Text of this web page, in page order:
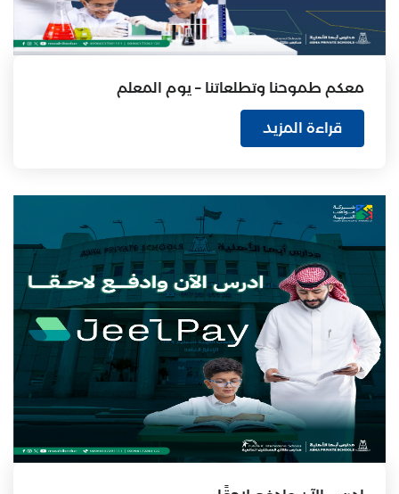
معكم طموحنا وتطلعاتنا – يوم المعلم
قراءة المزيد